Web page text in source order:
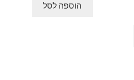
הוספה לסל